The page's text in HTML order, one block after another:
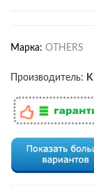
Марка: OTHERS
Производитель: